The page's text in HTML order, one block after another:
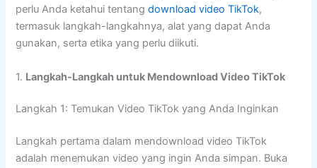
perlu Anda ketahui tentangdownload video TikTok,
termasuk langkah-langkahnya, alat yang dapat Anda
gunakan, serta etika yang perlu diikuti.
1. Langkah-Langkah untuk Mendownload Video TikTok
Langkah 1: Temukan Video TikTok yang Anda Inginkan
Langkah pertama dalam mendownload video TikTok
adalah menemukan video yang ingin Anda simpan. Buka